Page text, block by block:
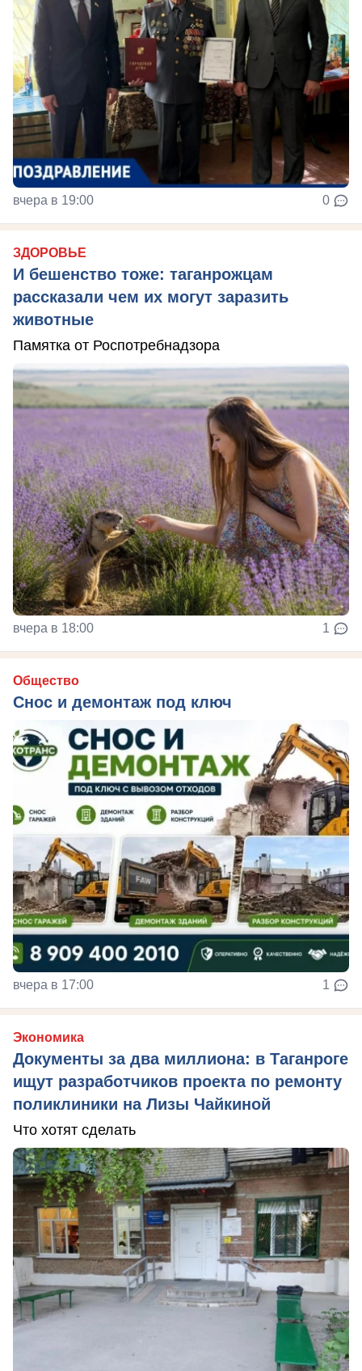
вчера в 19:00 0
ЗДОРОВЬЕ
И бешенство тоже: таганрожцам
рассказали чем их могут заразить
животные
Памятка от Роспотребнадзора
вчера в 18:00 1
Общество
Снос и демонтаж под ключ
вчера в 17:00 1
Экономика
Документы за два миллиона: в Таганроге
ищут разработчиков проекта по ремонту
поликлиники на Лизы Чайкиной
Что хотят сделать